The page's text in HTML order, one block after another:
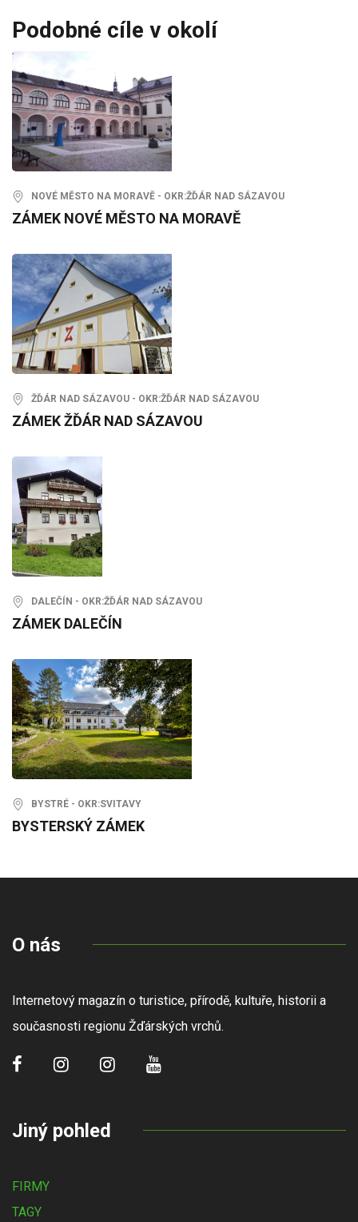
Podobné cíle v okolí
NOVÉ MĚSTO NA MORAVĚ - OKR:ŽĎÁR NAD SÁZAVOU
ZÁMEK NOVÉ MĚSTO NA MORAVĚ
ŽĎÁR NAD SÁZAVOU - OKR:ŽĎÁR NAD SÁZAVOU
ZÁMEK ŽĎÁR NAD SÁZAVOU
DALEČÍN - OKR:ŽĎÁR NAD SÁZAVOU
ZÁMEK DALEČÍN
BYSTRÉ - OKR:SVITAVY
BYSTERSKÝ ZÁMEK
O nás
Internetový magazín o turistice, přírodě, kultuře, historii a
současnosti regionu Žďárských vrchů.
Jiný pohled
FIRMY
TAGY